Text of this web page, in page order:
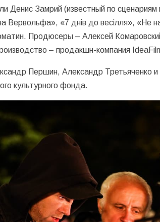
Денис Замрий (известный по
Вервольфа», «7 днів до весілля», «Не
Продюсеры – Алексей
– продакшн-компания
Першин, Александр Третьяченко
культурного фонда.